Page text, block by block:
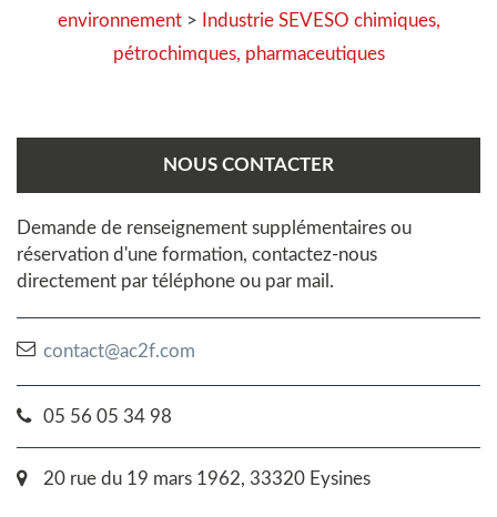
environnement>
Industrie SEVESO chimiques,
pétrochimques, pharmaceutiques
NOUS CONTACTER
Demande de renseignement supplémentaires ou
réservation d'une formation, contactez-nous
directement par téléphone ou par mail.
contact@ac2f.com
05 56 05 34 98
20 rue du 19 mars 1962, 33320 Eysines